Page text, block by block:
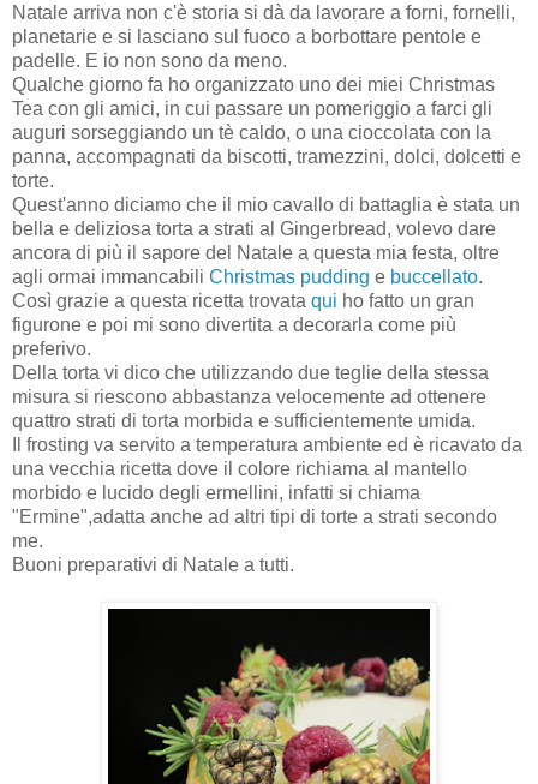
Natale arriva non c'è storia si dà da lavorare a forni, fornelli,
planetarie e si lasciano sul fuoco a borbottare pentole e
padelle. E io non sono da meno.
Qualche giorno fa ho organizzato uno dei miei Christmas
Tea con gli amici, in cui passare un pomeriggio a farci gli
auguri sorseggiando un tè caldo, o una cioccolata con la
panna, accompagnati da biscotti, tramezzini, dolci, dolcetti e
torte.
Quest'anno diciamo che il mio cavallo di battaglia è stata un
bella e deliziosa torta a strati al Gingerbread, volevo dare
ancora di più il sapore del Natale a questa mia festa, oltre
agli ormai immancabili Christmas pudding e buccellato.
Così grazie a questa ricetta trovata qui ho fatto un gran
figurone e poi mi sono divertita a decorarla come più
preferivo.
Della torta vi dico che utilizzando due teglie della stessa
misura si riescono abbastanza velocemente ad ottenere
quattro strati di torta morbida e sufficientemente umida.
Il frosting va servito a temperatura ambiente ed è ricavato da
una vecchia ricetta dove il colore richiama al mantello
morbido e lucido degli ermellini, infatti si chiama
"Ermine",adatta anche ad altri tipi di torte a strati secondo
me.
Buoni preparativi di Natale a tutti.